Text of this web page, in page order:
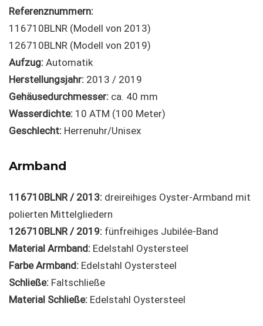
Referenznummern:
116710BLNR (Modell von 2013)
126710BLNR (Modell von 2019)
Aufzug: Automatik
Herstellungsjahr: 2013 / 2019
Gehäusedurchmesser: ca. 40 mm
Wasserdichte: 10 ATM (100 Meter)
Geschlecht: Herrenuhr/Unisex
Armband
116710BLNR / 2013: dreireihiges Oyster-Armband mit
polierten Mittelgliedern
126710BLNR / 2019: fünfreihiges Jubilée-Band
Material Armband: Edelstahl Oystersteel
Farbe Armband: Edelstahl Oystersteel
Schließe: Faltschließe
Material Schließe: Edelstahl Oystersteel